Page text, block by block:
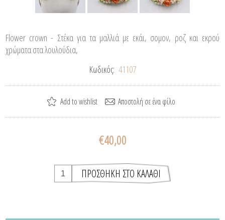
Flower crown - Στέκα για τα μαλλιά με εκάι, σομον, ροζ και εκρού
χρώματα στα λουλούδια,
Κωδικός: 41107
€40,00